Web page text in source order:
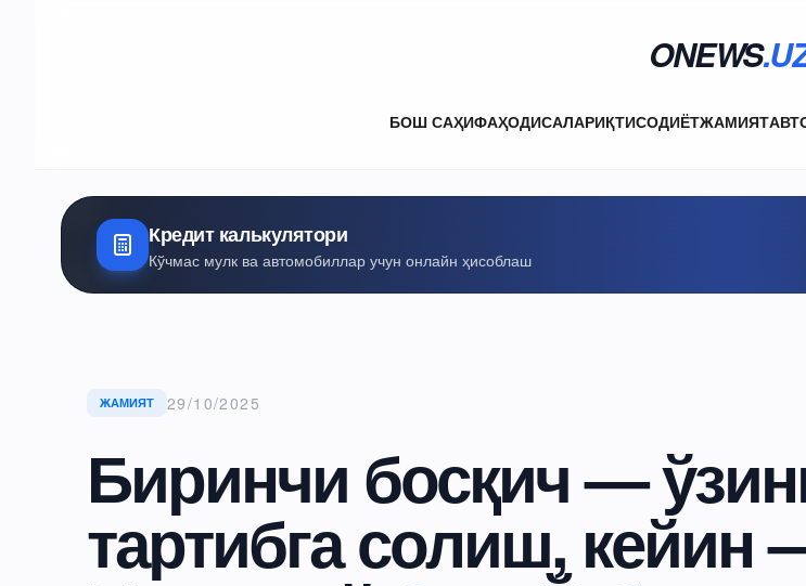
ONEWS
БОШ САҲИФАҲОДИСАЛАРИҚТИСОДИЁТЖАМИЯТ
Кредит калькулятори
Кўчмас мулк ва автомобиллар учун онлайн ҳисоблаш
ЖАМИЯТ 29/10/2025
Биринчи босқич —
тартибга солиш, кейин